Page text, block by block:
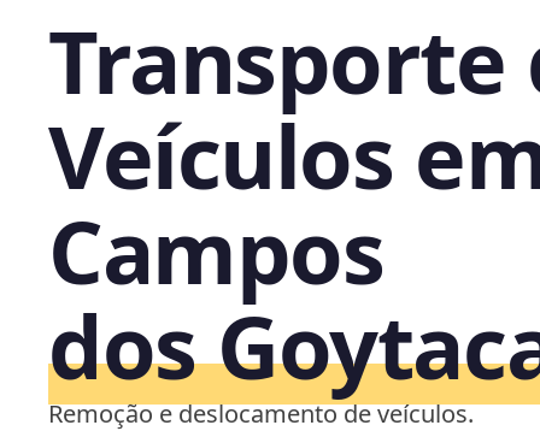
Transporte
Veículos
Campos
dos
Remoção e deslocamento de veículos.